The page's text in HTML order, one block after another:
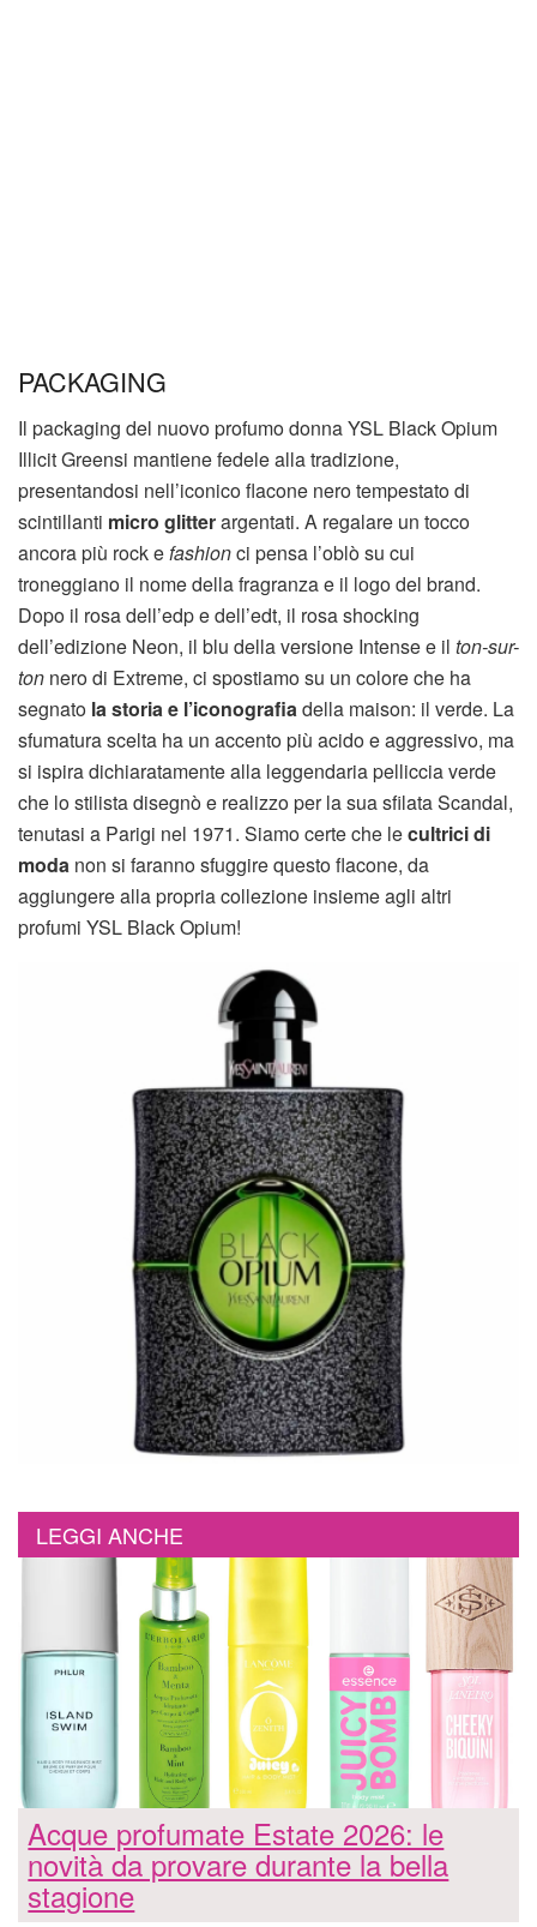
PACKAGING
Il packaging del nuovo profumo donna YSL Black Opium
Illicit Greensi mantiene fedele alla tradizione,
presentandosi nell’iconico flacone nero tempestato di
scintillanti micro glitterargentati. A regalare un tocco
ancora più rock efashionci pensa l’oblò su cui
troneggiano il nome della fragranza e il logo del brand.
Dopo il rosa dell’edp e dell’edt, il rosa shocking
dell’edizione Neon, il blu della versione Intense e il ton-sur-
ton nero di Extreme, ci spostiamo su un colore che ha
segnato la storia e l’iconografiadella maison: il verde. La
sfumatura scelta ha un accento più acido e aggressivo, ma
si ispira dichiaratamente alla leggendaria pelliccia verde
che lo stilista disegnò e realizzo per la sua sfilata Scandal,
tenutasi a Parigi nel 1971. Siamo certe che lecultrici di
moda non si faranno sfuggire questo flacone, da
aggiungere alla propria collezione insieme agli altri
profumi YSL Black Opium!
LEGGI ANCHE
Acque profumate Estate 2026: le
novità da provare durante la bella
stagione